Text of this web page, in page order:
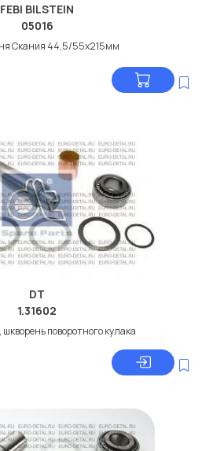
FEBI BILSTEIN
05016
Скания 44,5/55x215мм
DT
1.31602
поворотного кулака